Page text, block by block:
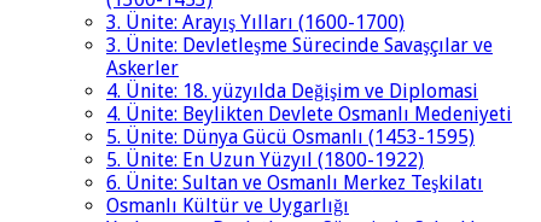
3. Ünite: Arayış Yılları (1600-1700)
3. Ünite: Devletleşme Sürecinde Savaşçılar ve
Askerler
4. Ünite: 18. yüzyılda Değişim ve Diplomasi
4. Ünite: Beylikten Devlete Osmanlı Medeniyeti
5. Ünite: Dünya Gücü Osmanlı (1453-1595)
5. Ünite: En Uzun Yüzyıl (1800-1922)
6. Ünite: Sultan ve Osmanlı Merkez Teşkilatı
Osmanlı Kültür ve Uygarlığı